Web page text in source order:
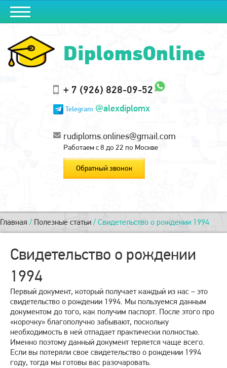
DiplomsOnline
+ 7 (926) 828-09-52
Telegram @alexdiplomx
rudiploms.onlines@gmail.com
Работаем с 8 до 22 по Москве
Обратный звонок
Главная / Полезные статьи / Свидетельство о рождении 1994
Свидетельство о рождении
1994
Первый документ, который получает каждый из нас – это
свидетельство о рождении 1994. Мы пользуемся данным
документом до того, как получим паспорт. После этого про
«корочку» благополучно забывают, поскольку
необходимость в ней отпадает практически полностью.
Именно поэтому данный документ теряется чаще всего.
Если вы потеряли свое свидетельство о рождении 1994
году, тогда мы готовы вас разочаровать.